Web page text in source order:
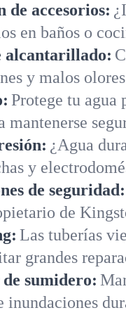
de accesorios:
en baños o
alcantarillado:
y malos
Protege tu agua
¿Agua
y
de seguridad:
de
Las tuberías
grandes
sumidero: